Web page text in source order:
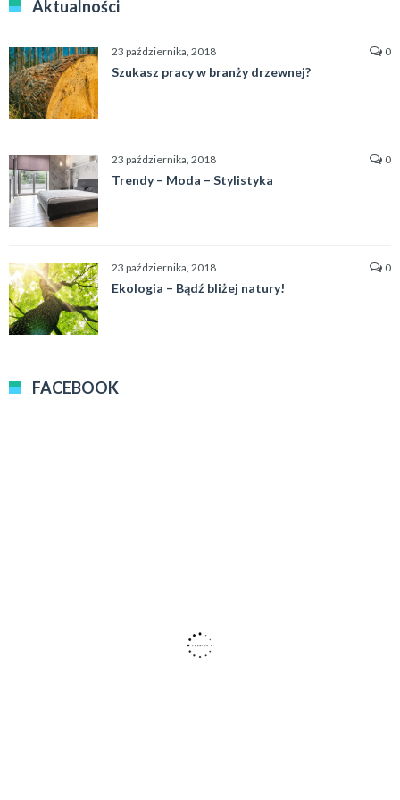
Aktualności
23 października, 2018 0
Szukasz pracy w branży drzewnej?
23 października, 2018 0
Trendy – Moda – Stylistyka
23 października, 2018 0
Ekologia – Bądź bliżej natury!
FACEBOOK